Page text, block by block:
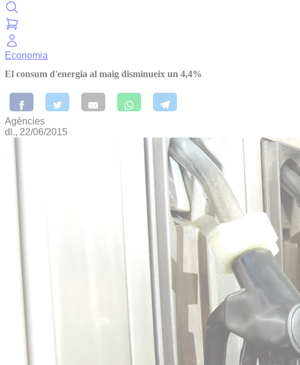
Economia
El consum d'energia al maig disminueix un 4,4%
Agències
dl., 22/06/2015